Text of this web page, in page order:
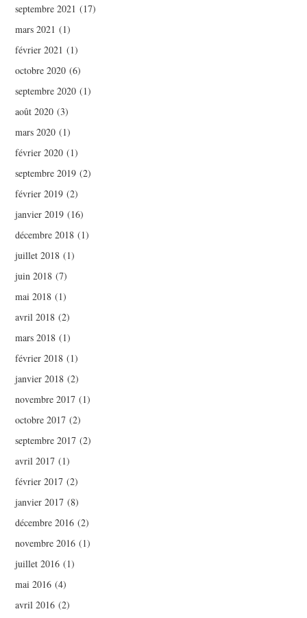
septembre 2021 (17)
mars 2021 (1)
février 2021 (1)
octobre 2020 (6)
septembre 2020 (1)
août 2020 (3)
mars 2020 (1)
février 2020 (1)
septembre 2019 (2)
février 2019 (2)
janvier 2019 (16)
décembre 2018 (1)
juillet 2018 (1)
juin 2018 (7)
mai 2018 (1)
avril 2018 (2)
mars 2018 (1)
février 2018 (1)
janvier 2018 (2)
novembre 2017 (1)
octobre 2017 (2)
septembre 2017 (2)
avril 2017 (1)
février 2017 (2)
janvier 2017 (8)
décembre 2016 (2)
novembre 2016 (1)
juillet 2016 (1)
mai 2016 (4)
avril 2016 (2)